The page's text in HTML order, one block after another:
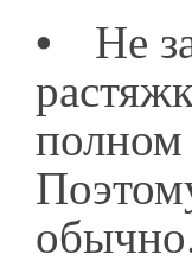
•
Не
полном